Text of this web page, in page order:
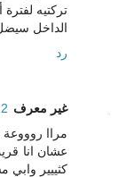
تركتيه
الداخل
رد
غير معرف 2 نوفمبر 2012 في 8:11 ص
مراا روووعة
عشان انا
كثييير وابي